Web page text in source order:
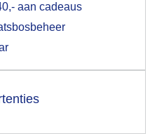
aan cadeaus
op hebt gegeven,
uit je browser waarin
de popup